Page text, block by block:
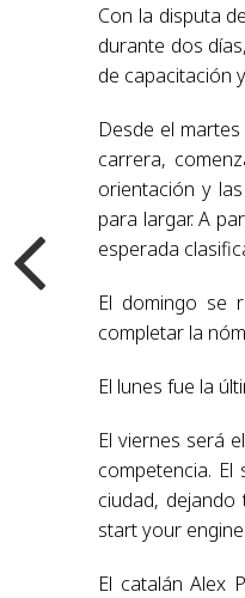
Con la disputa
durante dos
de capacitación
Desde el
carrera,
orientación y
para largar. A
esperada
El domingo se
completar la
El lunes fue la
El viernes será
competencia.
ciudad,
start your
El catalán Alex